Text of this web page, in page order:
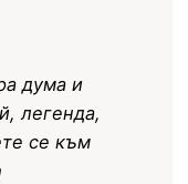
дума и
легенда,
се към